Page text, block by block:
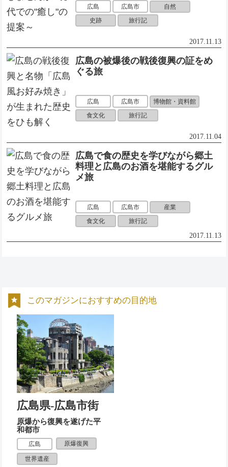
広島 広島市
自然
史跡
旅行記
2017.11.13
広島の被爆後の戦後復興の証をめ
ぐる旅
広島 広島市
博物館・資料館
食文化
旅行記
2017.11.04
広島で食の歴史を学びながら郷土
料理と広島のお酒を堪能するグル
メ旅
広島 広島市
産業
食文化
旅行記
2017.11.13
このマガジンにおすすめの目的地
広島県-広島市街
原爆から復興を遂げた平
和都市
広島 原爆復興
世界遺産